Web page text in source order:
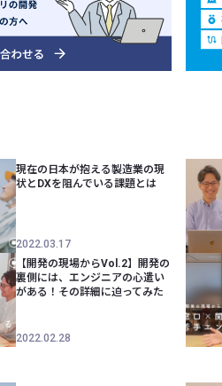
現在の日本が抱える製造業の現
状とDXを阻んでいる課題とは
2022.03.17
【開発の現場からVol.2】開発の
裏側には、エンジニアの心遣い
がある！その詳細に迫ってみた
2022.02.28